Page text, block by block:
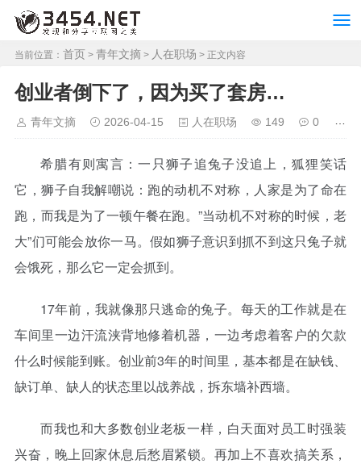
当前位置： 首页 > 青年文摘 > 人在职场 > 正文内容
创业者倒下了，因为买了套房…
青年文摘 2026-04-15 人在职场 149 0
希腊有则寓言：一只狮子追兔子没追上，狐狸笑话
它，狮子自我解嘲说：跑的动机不对称，人家是为了命在
跑，而我是为了一顿午餐在跑。”当动机不对称的时候，老
大”们可能会放你一马。假如狮子意识到抓不到这只兔子就
会饿死，那么它一定会抓到。
17年前，我就像那只逃命的兔子。每天的工作就是在
车间里一边汗流浃背地修着机器，一边考虑着客户的欠款
什么时候能到账。创业前3年的时间里，基本都是在缺钱、
缺订单、缺人的状态里以战养战，拆东墙补西墙。
而我也和大多数创业老板一样，白天面对员工时强装
兴奋，晚上回家休息后愁眉紧锁。再加上不喜欢搞关系，